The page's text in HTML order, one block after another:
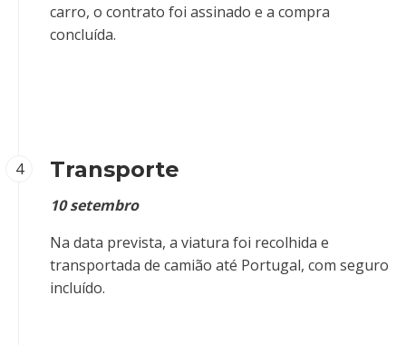
carro, o contrato foi assinado e a compra
concluída.
4 Transporte
10 setembro
Na data prevista, a viatura foi recolhida e
transportada de camião até Portugal, com seguro
incluído.